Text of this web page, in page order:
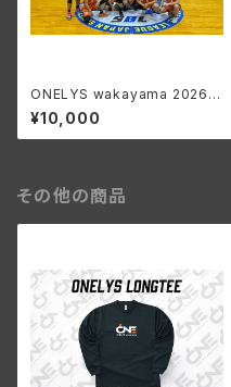
ONELYS wakayama 2026-
27 SEASON ファンクラブ
GOLD会員
¥10,000
その他の商品